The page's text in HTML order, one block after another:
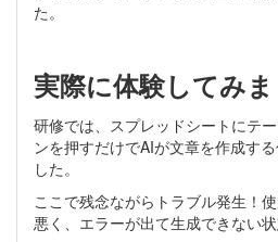
た。
実際に体験してみ
研修では、スプレッドシートにテ
ンを押すだけでAIが文章を作成す
した。
ここで残念ながらトラブル発生！
悪く、エラーが出て生成できない状